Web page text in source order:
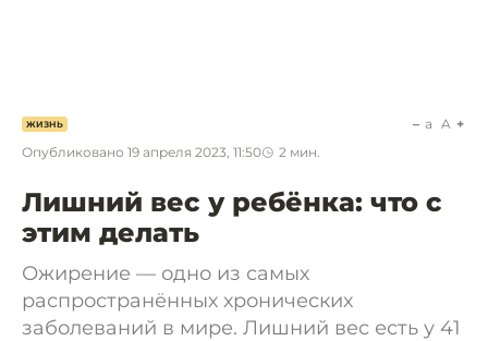
ЖИЗНЬ
Опубликовано 19 апреля 2023, 11:50 2 мин.
a A
Лишний вес у ребёнка: что с
этим делать
Ожирение — одно из самых
распространённых хронических
заболеваний в мире. Лишний вес есть у 41